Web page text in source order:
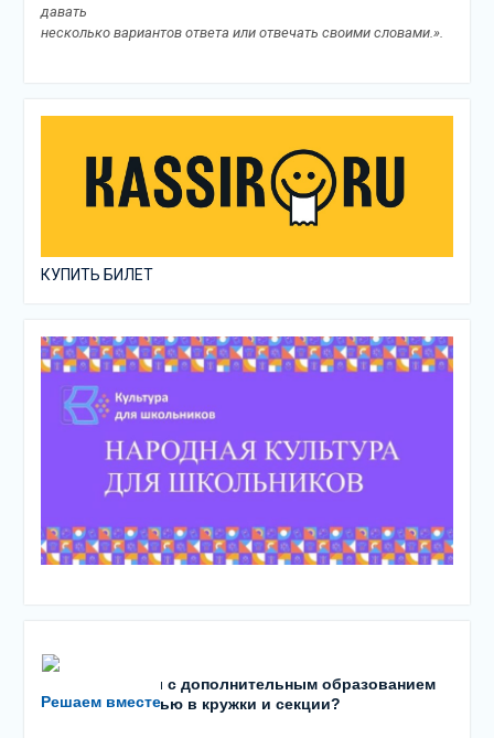
давать
несколько вариантов ответа или отвечать своими словами.».
КУПИТЬ БИЛЕТ
Решаем вместе
Есть проблемы с дополнительным образованием
детей? С записью в кружки и секции?